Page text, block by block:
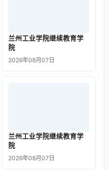
兰州工业学院继续教育学
院
2026年08月07日
兰州工业学院继续教育学
院
2026年08月07日